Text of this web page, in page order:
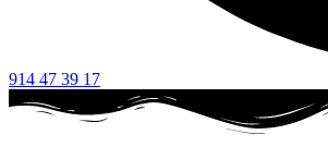
914 47 39 17